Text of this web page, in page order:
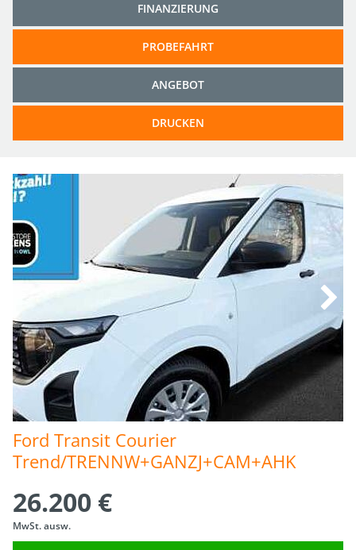
FINANZIERUNG
PROBEFAHRT
ANGEBOT
DRUCKEN
Ford Transit Courier
Trend/TRENNW+GANZJ+CAM+AHK
26.200 €
MwSt. ausw.